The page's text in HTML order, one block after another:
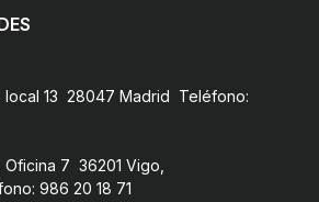
local 13 28047 Madrid Teléfono:
Oficina 7 36201 Vigo,
986 20 18 71